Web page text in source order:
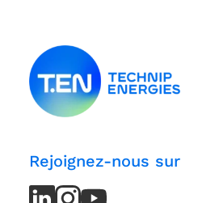
Rejoignez-nous sur
LinkedIn
LinkedIn
Instagram
Instagram
Youtube